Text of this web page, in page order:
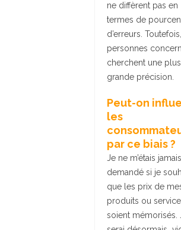
ne diffèrent pas en
termes de
d’erreurs.
personnes
cherchent une plus
grande précision.
Peut-on
les
par ce biais ?
Je ne m’étais jamais
demandé si je
que les prix de
produits ou
soient mémorisés.